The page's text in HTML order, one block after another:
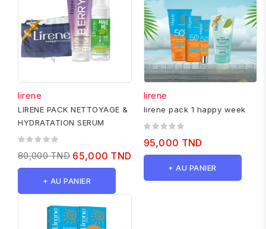
lirene
LIRENE PACK NETTOYAGE &
HYDRATATION SERUM
80,000 TND 65,000 TND
+ AU PANIER
lirene
lirene pack 1 happy week
95,000 TND
+ AU PANIER